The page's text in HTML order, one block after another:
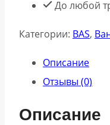
До любой
Категории: BAS,
Описание
Отзывы (0)
Описание